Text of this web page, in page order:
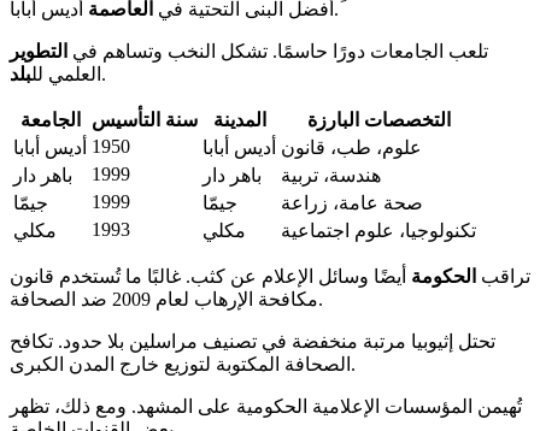
أفضل البنى التحتية في العاصمة أديس أبابا.
تلعب الجامعات دورًا حاسمًا. تشكل النخب وتساهم في التطوير
العلمي للبلد .
الجامعة سنة التأسيس المدينة
التخصصات البارزة
أديس أبابا 1950 أديس أبابا علوم، طب، قانون
باهر دار
1999 باهر دار
هندسة، تربية
جيمّا
1999 جيمّا
صحة عامة، زراعة
مكلي
1993 مكلي تكنولوجيا، علوم اجتماعية
تراقب الحكومة أيضًا وسائل الإعلام عن كثب. غالبًا ما تُستخدم قانون
مكافحة الإرهاب لعام 2009 ضد الصحافة.
تحتل إثيوبيا مرتبة منخفضة في تصنيف مراسلين بلا حدود. تكافح
الصحافة المكتوبة لتوزيع خارج المدن الكبرى.
تُهيمن المؤسسات الإعلامية الحكومية على المشهد. ومع ذلك، تظهر